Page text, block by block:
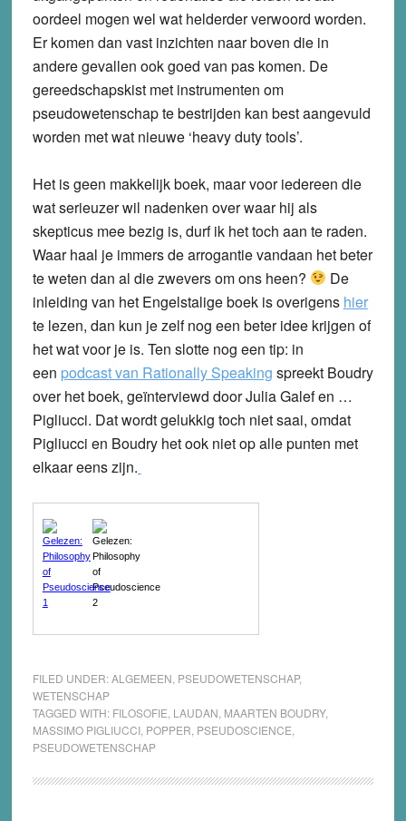
oordeel mogen wel wat helderder verwoord worden.
Er komen dan vast inzichten naar boven die in
andere gevallen ook goed van pas komen. De
gereedschapskist met instrumenten om
pseudowetenschap te bestrijden kan best aangevuld
worden met wat nieuwe ‘heavy duty tools’.
Het is geen makkelijk boek, maar voor iedereen die
wat serieuzer wil nadenken over waar hij als
skepticus mee bezig is, durf ik het toch aan te raden.
Waar haal je immers de arrogantie vandaan het beter
te weten dan al die zwevers om ons heen?
De
inleiding van het Engelstalige boek is overigens hier
te lezen, dan kun je zelf nog een beter idee krijgen of
het wat voor je is. Ten slotte nog een tip: in
een podcast van Rationally Speaking spreekt Boudry
over het boek, geïnterviewd door Julia Galef en …
Pigliucci. Dat wordt gelukkig toch niet saai, omdat
Pigliucci en Boudry het ook niet op alle punten met
elkaar eens zijn.
FILED UNDER:ALGEMEEN PSEUDOWETENSCHAP,
WETENSCHAP
TAGGED WITH: FILOSOFIE LAUDAN MAARTEN BOUDRY,
MASSIMO PIGLIUCCI, POPPER PSEUDOSCIENCE
PSEUDOWETENSCHAP